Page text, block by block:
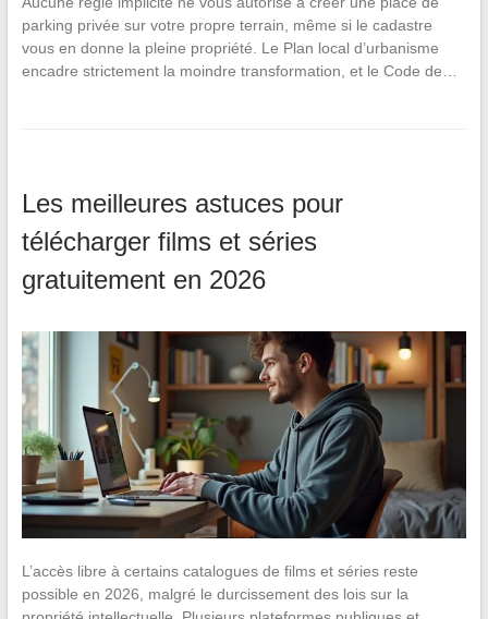
parking privée sur votre propre terrain, même si le cadastre
vous en donne la pleine propriété. Le Plan local d’urbanisme
encadre strictement la moindre transformation, et le Code de…
Les meilleures astuces pour
télécharger films et séries
gratuitement en 2026
L’accès libre à certains catalogues de films et séries reste
possible en 2026, malgré le durcissement des lois sur la